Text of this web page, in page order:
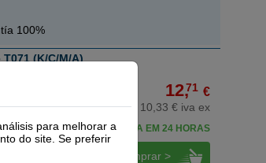
100%
(K/C/M/A)
12,71 €
10,33 € iva ex
RECEBA EM 24 HORAS
comprar >
para melhorar a
do site. Se preferir